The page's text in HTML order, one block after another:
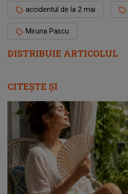
DISTRIBUIE ARTICOLUL
accidentul de la 2 mai
Miruna Pascu
CITEȘTE ȘI